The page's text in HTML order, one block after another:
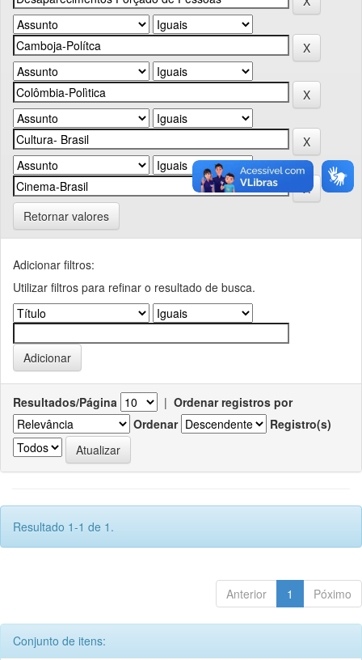
Retornar valores
Adicionar filtros:
Utilizar filtros para refinar o resultado de busca.
Resultados/Página | Ordenar registros por
Ordenar
Registro(s)
Resultado 1-1 de 1.
Anterior 1 Póximo
Conjunto de itens: